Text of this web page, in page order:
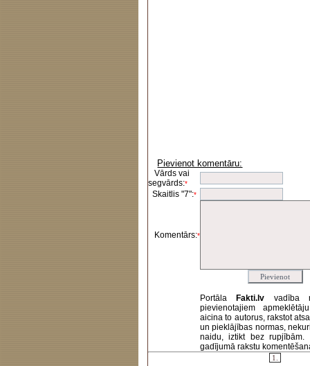
Pievienot komentāru:
Vārds vai
segvārds:*
Skaitlis "7":*
Komentārs:*
Portāla Fakti.lv vadība
pievienotajiem
aicina to autorus, rakstot
un pieklājības normas,
naidu, iztikt bez rupjībām.
gadījumā rakstu
1.